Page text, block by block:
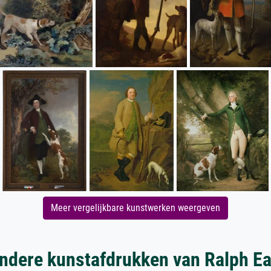
Meer vergelijkbare kunstwerken weergeven
kunstafdrukken van Ralph